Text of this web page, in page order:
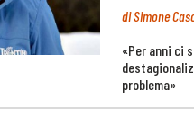
di Simone
«Per anni ci
problema»